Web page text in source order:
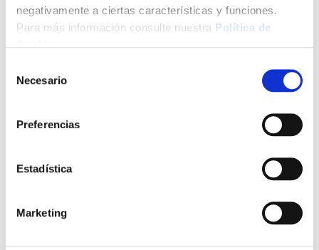
negativamente a ciertas características y funciones.
Para más información consulte nuestra Política de
Necesario
Preferencias
Estadística
Marketing